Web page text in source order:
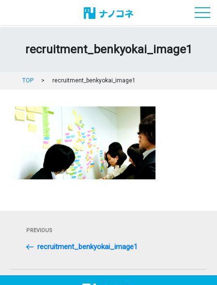
recruitment_benkyokai_image1
TOP > recruitment_benkyokai_image1
ビ
Previous
Post
PREVIOUS
recruitment_benkyokai_image1